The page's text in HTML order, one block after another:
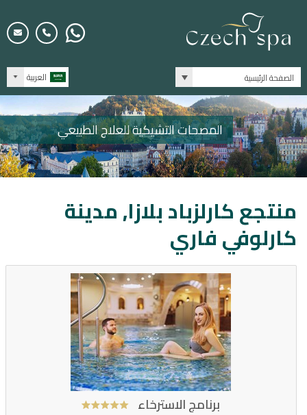
العربية الصفحة الرئيسية
المصحات التشيكية للعلاج الطبيعي
منتجع كارلزباد بلازا, مدينة
كارلوفي فاري
برنامج الاسترخاء